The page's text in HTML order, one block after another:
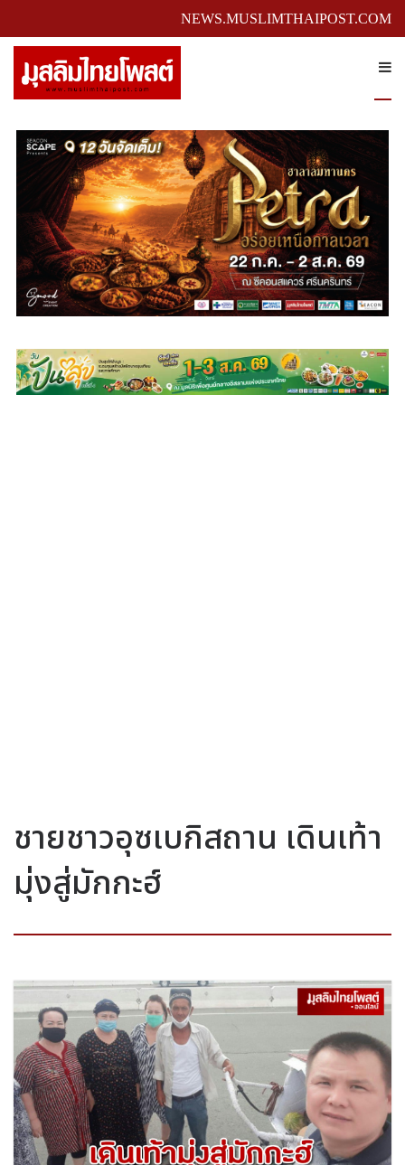
NEWS.MUSLIMTHAIPOST.COM
ชายชาวอุซเบกิสถาน เดินเท้า
มุ่งสู่มักกะฮ์